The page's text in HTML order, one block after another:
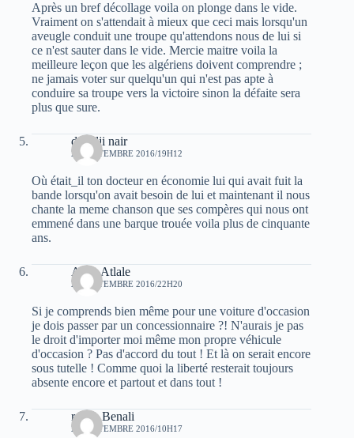
Après un bref décollage voila on plonge dans le vide.
Vraiment on s'attendait à mieux que ceci mais lorsqu'un
aveugle conduit une troupe qu'attendons nous de lui si
ce n'est sauter dans le vide. Mercie maitre voila la
meilleure leçon que les algériens doivent comprendre ;
ne jamais voter sur quelqu'un qui n'est pas apte à
conduire sa troupe vers la victoire sinon la défaite sera
plus que sure.
deradji nair
20 SEPTEMBRE 2016/19H12
Où était_il ton docteur en économie lui qui avait fuit la
bande lorsqu'on avait besoin de lui et maintenant il nous
chante la meme chanson que ses compères qui nous ont
emmené dans une barque trouée voila plus de cinquante
ans.
Atala Atlale
20 SEPTEMBRE 2016/22H20
Si je comprends bien même pour une voiture d'occasion
je dois passer par un concessionnaire ?! N'aurais je pas
le droit d'importer moi même mon propre véhicule
d'occasion ? Pas d'accord du tout ! Et là on serait encore
sous tutelle ! Comme quoi la liberté resterait toujours
absente encore et partout et dans tout !
rabah Benali
21 SEPTEMBRE 2016/10H17